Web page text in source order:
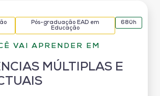
Pós-graduação EAD em
Educação
680h
VAI APRENDER EM
MÚLTIPLAS E